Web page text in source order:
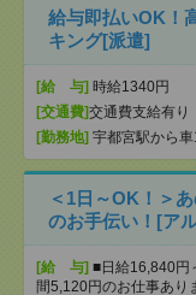
給与即払いOK！
キング[派遣]
[給 与] 時給1340円
[交通費]交通費支給有り
[勤務地] 宇都宮駅から
＜1日～OK！＞
のお手伝い！[ア
[給 与] ■日給16,840
間5,120円のお仕事あり